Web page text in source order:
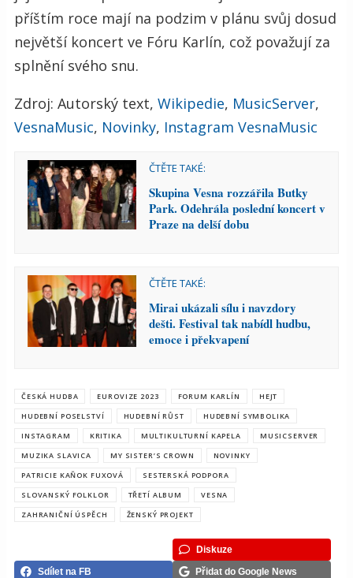
příštím roce mají na podzim v plánu svůj dosud
největší koncert ve Fóru Karlín, což považují za
splnění svého snu.
Zdroj: Autorský text, Wikipedie, MusicServer,
VesnaMusic, Novinky, Instagram VesnaMusic
ČTĚTE TAKÉ:
Skupina Vesna rozzářila Butky
Park. Odehrála poslední koncert v
Praze na delší dobu
ČTĚTE TAKÉ:
Mirai ukázali sílu i navzdory
dešti. Festival tak nabídl hudbu,
emoce i překvapení
ČESKÁ HUDBA EUROVIZE 2023 FORUM KARLÍN
HEJT
HUDEBNÍ POSELSTVÍ
HUDEBNÍ RŮST
HUDEBNÍ SYMBOLIKA
INSTAGRAM
KRITIKA MULTIKULTURNÍ KAPELA
MUSICSERVER
MUZIKA SLAVICA
MY SISTER’S CROWN
NOVINKY
PATRICIE KAŇOK FUXOVÁ
SESTERSKÁ PODPORA
SLOVANSKÝ FOLKLOR
TŘETÍ ALBUM
VESNA
ZAHRANIČNÍ ÚSPĚCH
ŽENSKÝ PROJEKT
Diskuze
Sdílet na FB
Přidat do Google News